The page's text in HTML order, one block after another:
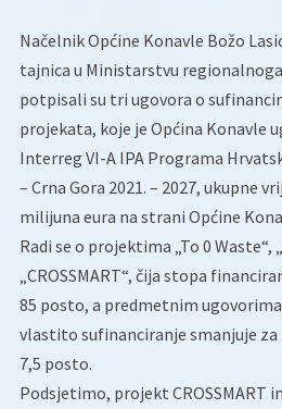
Načelnik Općine Konavle Božo
tajnica u Ministarstvu
potpisali su tri ugovora o
projekata, koje je Općina Konavle
Interreg VI-A IPA Programa
– Crna Gora 2021. – 2027, ukupne
milijuna eura na strani Općine
Radi se o projektima „To 0 Waste“,
„CROSSMART“, čija stopa
85 posto, a predmetnim ugovorima
vlastito sufinanciranje smanjuje za
7,5 posto.
Podsjetimo, projekt CROSSMART